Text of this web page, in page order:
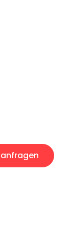
anfragen